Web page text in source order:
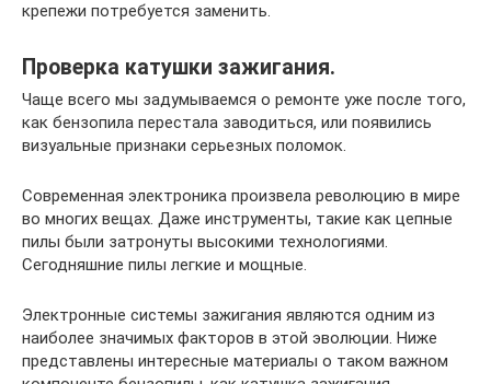
крепежи потребуется заменить.
Проверка катушки зажигания.
Чаще всего мы задумываемся о ремонте уже после того,
как бензопила перестала заводиться, или появились
визуальные признаки серьезных поломок.
Современная электроника произвела революцию в мире
во многих вещах. Даже инструменты, такие как цепные
пилы были затронуты высокими технологиями.
Сегодняшние пилы легкие и мощные.
Электронные системы зажигания являются одним из
наиболее значимых факторов в этой эволюции. Ниже
представлены интересные материалы о таком важном